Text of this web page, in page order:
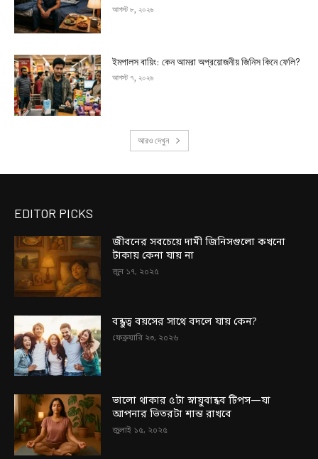
আগস্ট ৮, ২০২৬
ইমপালস বায়িং: কেন আমরা অপ্রয়োজনীয় জিনিস কিনে ফেলি?
আগস্ট ৭, ২০২৬
আরও দেখুন
EDITOR PICKS
জীবনের সবচেয়ে দামী জিনিসগুলো কখনো
টাকায় কেনা যায় না
জুন ১৭, ২০২৫
বন্ধুত্ব বয়সের সাথে বদলে যায় কেন?
ফেব্রুয়ারি ২৩, ২০২৬
ভালো থাকার ৫টা স্নায়ুবান্ধব টিপস—যা
আপনার ভিতরটা শান্ত রাখবে
জুলাই ১৫, ২০২৫